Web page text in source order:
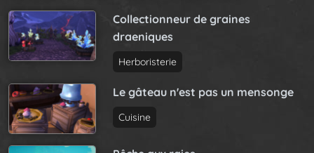
Collectionneur de graines
draeniques
Herboristerie
Le gâteau n'est pas un mensonge
Cuisine